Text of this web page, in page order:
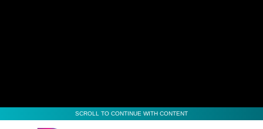
SCROLL TO CONTINUE WITH CONTENT